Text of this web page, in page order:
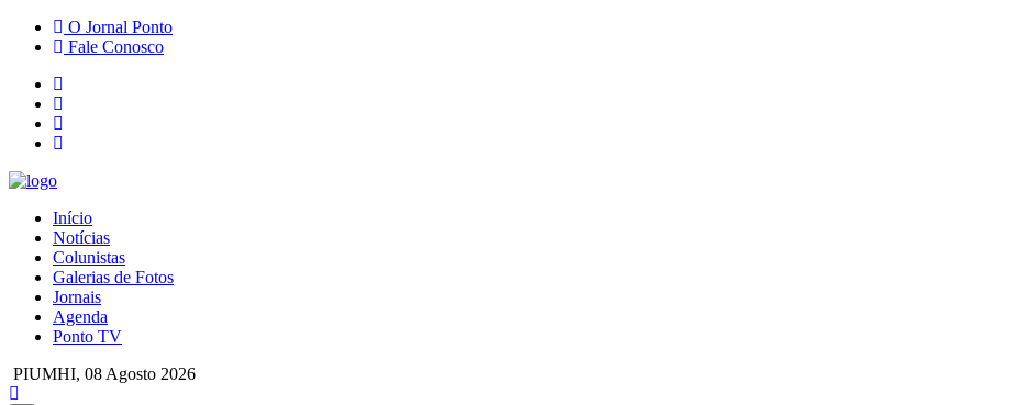
O Jornal Ponto
Fale Conosco
Início
Notícias
Colunistas
Galerias de Fotos
Jornais
Agenda
Ponto TV
PIUMHI, 08 Agosto 2026